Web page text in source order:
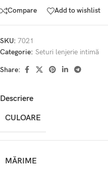
Compare Add to wishlist
SKU: 7021
Categorie: Seturi lenjerie intimă
Share:
Descriere
CULOARE
MĂRIME